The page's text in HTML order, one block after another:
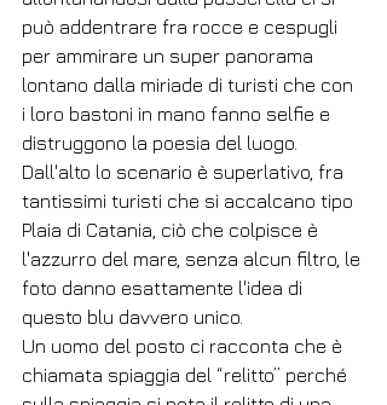
può addentrare fra rocce e cespugli
per ammirare un super panorama
lontano dalla miriade di turisti che con
i loro bastoni in mano fanno selfie e
distruggono la poesia del luogo.
Dall'alto lo scenario è superlativo, fra
tantissimi turisti che si accalcano tipo
Plaia di Catania, ciò che colpisce è
l'azzurro del mare, senza alcun filtro, le
foto danno esattamente l'idea di
questo blu davvero unico.
Un uomo del posto ci racconta che è
chiamata spiaggia del “relitto” perché